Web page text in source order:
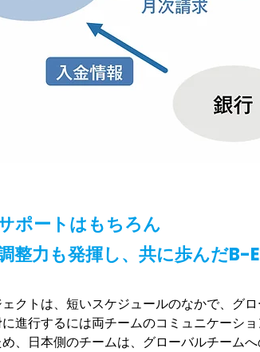
ポートはもちろん
整力も発揮し、共に歩んだB-
クトは、短いスケジュールのなかで、グ
進行するには両チームのコミュニケーシ
、日本側のチームは、グローバルチームへ